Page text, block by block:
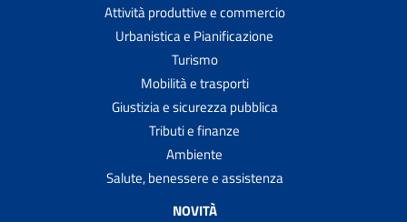
Attività produttive e commercio
Urbanistica e Pianificazione
Turismo
Mobilità e trasporti
Giustizia e sicurezza pubblica
Tributi e finanze
Ambiente
Salute, benessere e assistenza
NOVITÀ